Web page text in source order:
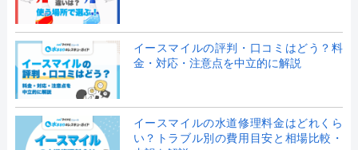
イースマイルの評判・口コミはどう？料
金・対応・注意点を中立的に解説
イースマイルの水道修理料金はどれくら
い？トラブル別の費用目安と相場比較・